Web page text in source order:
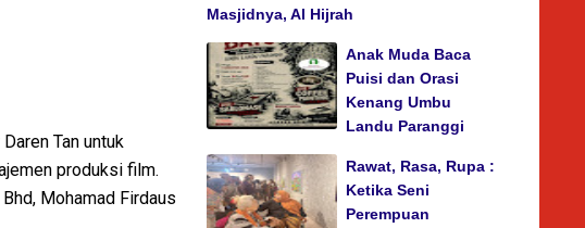
Tan untuk
produksi film.
Mohamad Firdaus
Masjidnya, Al Hijrah
Anak Muda Baca
Puisi dan Orasi
Kenang Umbu
Landu Paranggi
Rawat, Rasa, Rupa :
Ketika Seni
Perempuan